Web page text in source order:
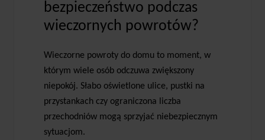
bezpieczeństwo podczas
wieczornych powrotów?
Wieczorne powroty do domu to moment, w
którym wiele osób odczuwa zwiększony
niepokój. Słabo oświetlone ulice, pustki na
przystankach czy ograniczona liczba
przechodniów mogą sprzyjać niebezpiecznym
sytuacjom.